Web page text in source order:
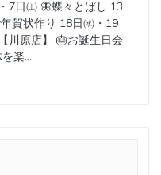
7日㈯ 🦋蝶々とばし 13
賀状作り 18日㈬・19
川原店】 🎂お誕生日会
楽…